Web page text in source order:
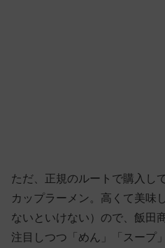
ただ、正規のルートで購入し
カップラーメン。高くて美味
ないといけない）ので、飯田
注目しつつ「めん」「スープ